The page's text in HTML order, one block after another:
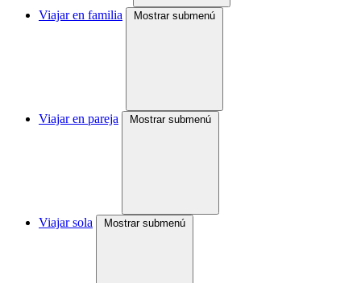
Viajar en familia Mostrar submenú
Viajar en pareja Mostrar submenú
Viajar sola Mostrar submenú